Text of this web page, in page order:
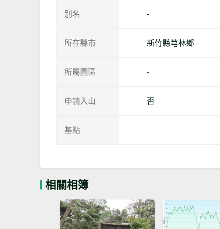
別名 -
所在縣市 新竹縣芎林鄉
所屬園區 -
申請入山 否
基點
相關相簿